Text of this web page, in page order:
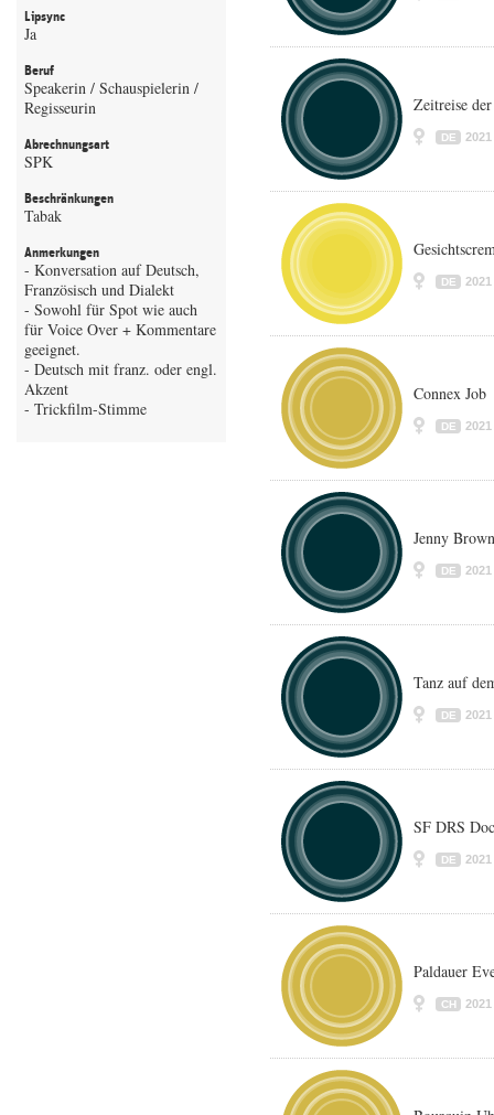
Lipsync
Ja
Beruf
Speakerin / Schauspielerin /
Regisseurin
Abrechnungsart
SPK
Beschränkungen
Tabak
Anmerkungen
- Konversation auf Deutsch,
Französisch und Dialekt
- Sowohl für Spot wie auch
für Voice Over + Kommentare
geeignet.
- Deutsch mit franz. oder engl.
Akzent
- Trickfilm-Stimme
Zeitreise
DE 2021
DE 2021
Connex Job
DE 2021
Jenny
DE 2021
Tanz auf
DE 2021
SF DRS
DE 2021
Paldauer
CH 2021